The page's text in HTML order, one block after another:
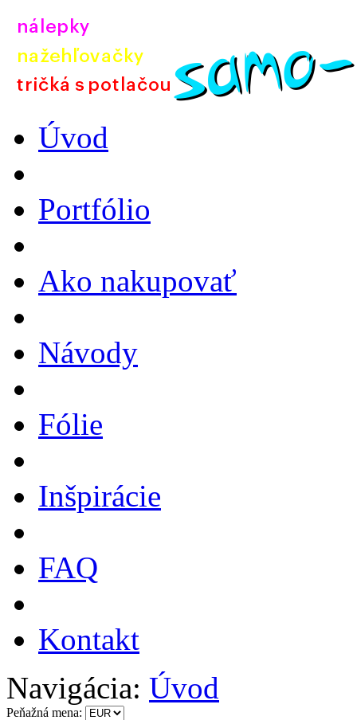
Úvod
Portfólio
Ako nakupovať
Návody
Fólie
Inšpirácie
FAQ
Kontakt
Navigácia: Úvod
Peňažná mena: